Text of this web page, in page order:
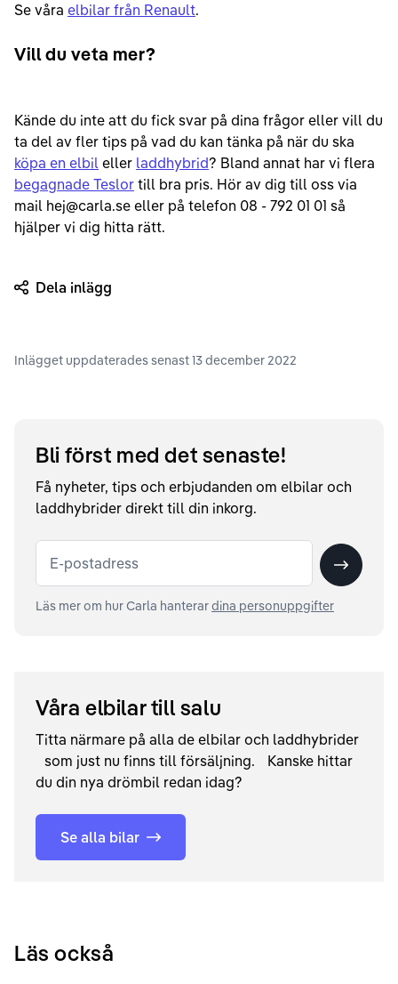
Se våra elbilar från Renault.
Vill du veta mer?
Kände du inte att du fick svar på dina frågor eller vill du
ta del av fler tips på vad du kan tänka på när du ska
köpa en elbil eller laddhybrid? Bland annat har vi flera
begagnade Teslor till bra pris. Hör av dig till oss via
mail hej@carla.se eller på telefon 08 - 792 01 01 så
hjälper vi dig hitta rätt.
Dela inlägg
Inlägget uppdaterades senast13 december 2022
Bli först med det senaste!
Få nyheter, tips och erbjudanden om elbilar och
laddhybrider direkt till din inkorg.
E-postadress Skicka
Läs mer om hur Carla hanterardina personuppgifter
Våra elbilar till salu
Titta närmare på alla de elbilar och laddhybrider
som just nu finns till försäljning. Kanske hittar
du din nya drömbil redan idag?
Se alla bilar
Läs också